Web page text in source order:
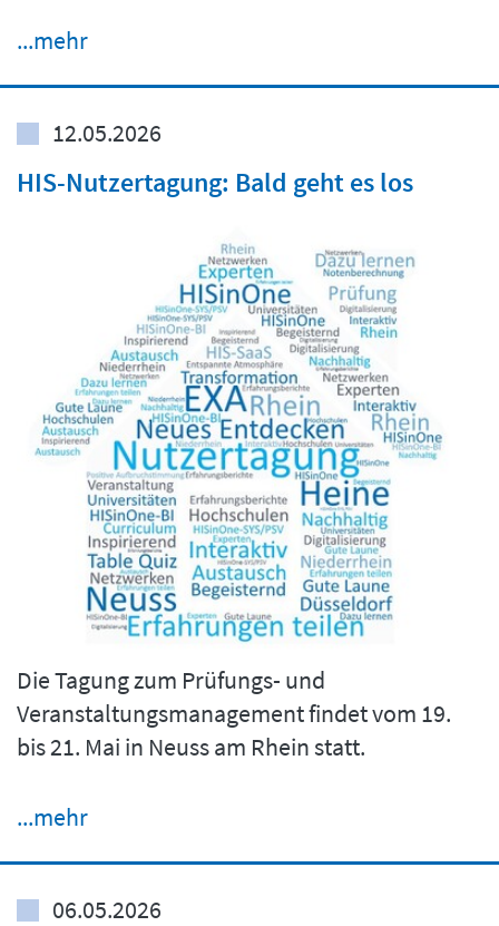
...mehr
12.05.2026
HIS-Nutzertagung: Bald geht es los
Die Tagung zum Prüfungs- und
Veranstaltungsmanagement findet vom 19.
bis 21. Mai in Neuss am Rhein statt.
...mehr
06.05.2026